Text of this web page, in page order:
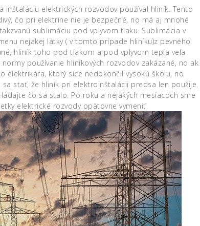
inštaláciu elektrických rozvodov používal hliník. Tento
čo pri elektrine nie je bezpečné, no má aj mnohé
sublimáciu pod vplyvom tlaku. Sublimácia v
nejakej látky ( v tomto prípade hliníku)z pevného
hliník toho pod tlakom a pod vplyvom tepla veľa
používanie hliníkových rozvodov zakázané, no ak
elektrikára, ktorý síce nedokončil vysokú školu, no
sa stať, že hliník pri elektroinštalácii predsa len použije.
čo sa stalo. Po roku a nejakých mesiacoch sme
elektrické rozvody opätovne vymeniť.